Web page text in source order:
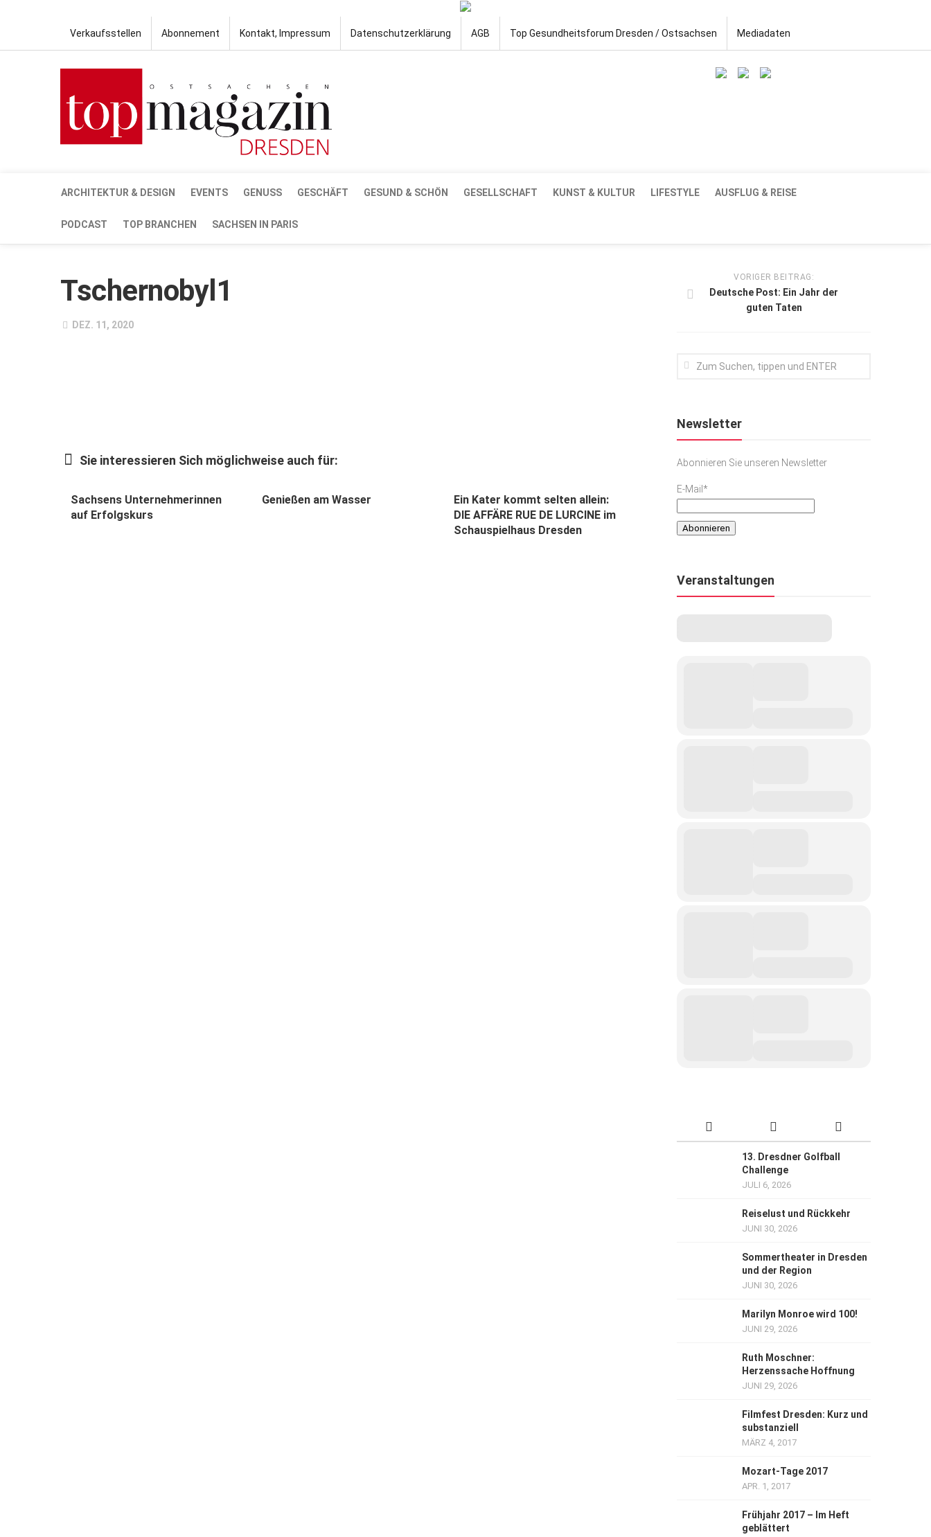
Verkaufsstellen Abonnement Kontakt, Impressum Datenschutzerklärung AGB Top Gesundheitsforum Dresden / Ostsachsen Mediadaten
ARCHITEKTUR & DESIGN EVENTS GENUSS GESCHÄFT GESUND & SCHÖN GESELLSCHAFT KUNST & KULTUR LIFESTYLE AUSFLUG & REISE
PODCAST TOP BRANCHEN SACHSEN IN PARIS
Tschernobyl1
DEZ. 11, 2020
Sie interessieren Sich möglichweise auch für:
Sachsens Unternehmerinnen
auf Erfolgskurs
Genießen am Wasser
Ein Kater kommt selten allein:
DIE AFFÄRE RUE DE LURCINE im
Schauspielhaus Dresden
VORIGER BEITRAG:
Deutsche Post: Ein Jahr der
guten Taten
Newsletter
Abonnieren Sie unseren Newsletter
E-Mail*
Veranstaltungen
13. Dresdner Golfball
Challenge
JULI 6, 2026
Reiselust und Rückkehr
JUNI 30, 2026
Sommertheater in Dresden
und der Region
JUNI 30, 2026
Marilyn Monroe wird 100!
JUNI 29, 2026
Ruth Moschner:
Herzenssache Hoffnung
JUNI 29, 2026
Filmfest Dresden: Kurz und
substanziell
MÄRZ 4, 2017
Mozart-Tage 2017
APR. 1, 2017
Frühjahr 2017 – Im Heft
geblättert